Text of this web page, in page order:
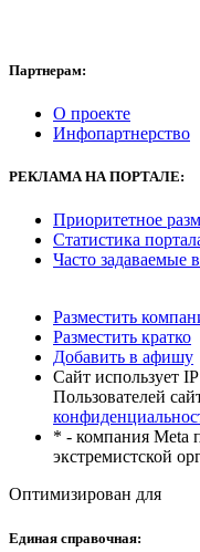
Партнерам:
О проекте
Инфопартнерство
РЕКЛАМАНА ПОРТАЛЕ:
Приоритетное
Статистика
Часто задаваемые
Разместить
Разместить кратко
Добавить в афишу
Сайт использует
Пользователей
* - компания Meta
экстремистской
Оптимизирован для
Единая справочная: